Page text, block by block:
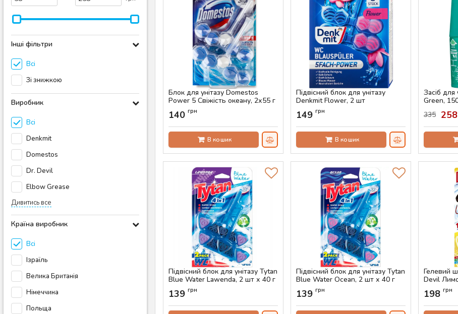
Інші фільтри
Всі
Зі знижкою
Виробник
Всі
Denkmit
Domestos
Dr. Devil
Elbow Grease
Дивитись все
Країна виробник
Всі
Ізраїль
Велика Британія
Німеччина
Польща
Блок для унітазу Domestos
Power 5 Свіжість океану, 2х55 г
Артикул:AS-00816
140 грн
В кошик
Підвісний блок для унітазу
Denkmit Flower, 2 шт
Артикул:AS-00797
149 грн
В кошик
Засіб для
Green,
Артикул:
335 258
Підвісний блок для унітазу Tytan
Blue Water Lawenda, 2 шт х 40 г
Артикул:AS-00601
139 грн
Підвісний блок для унітазу Tytan
Blue Water Ocean, 2 шт х 40 г
Артикул:AS-00473
139 грн
Гелевий
Devil
Артикул:
198 грн